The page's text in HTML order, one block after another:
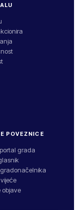
POVEZNICE
grada
objave